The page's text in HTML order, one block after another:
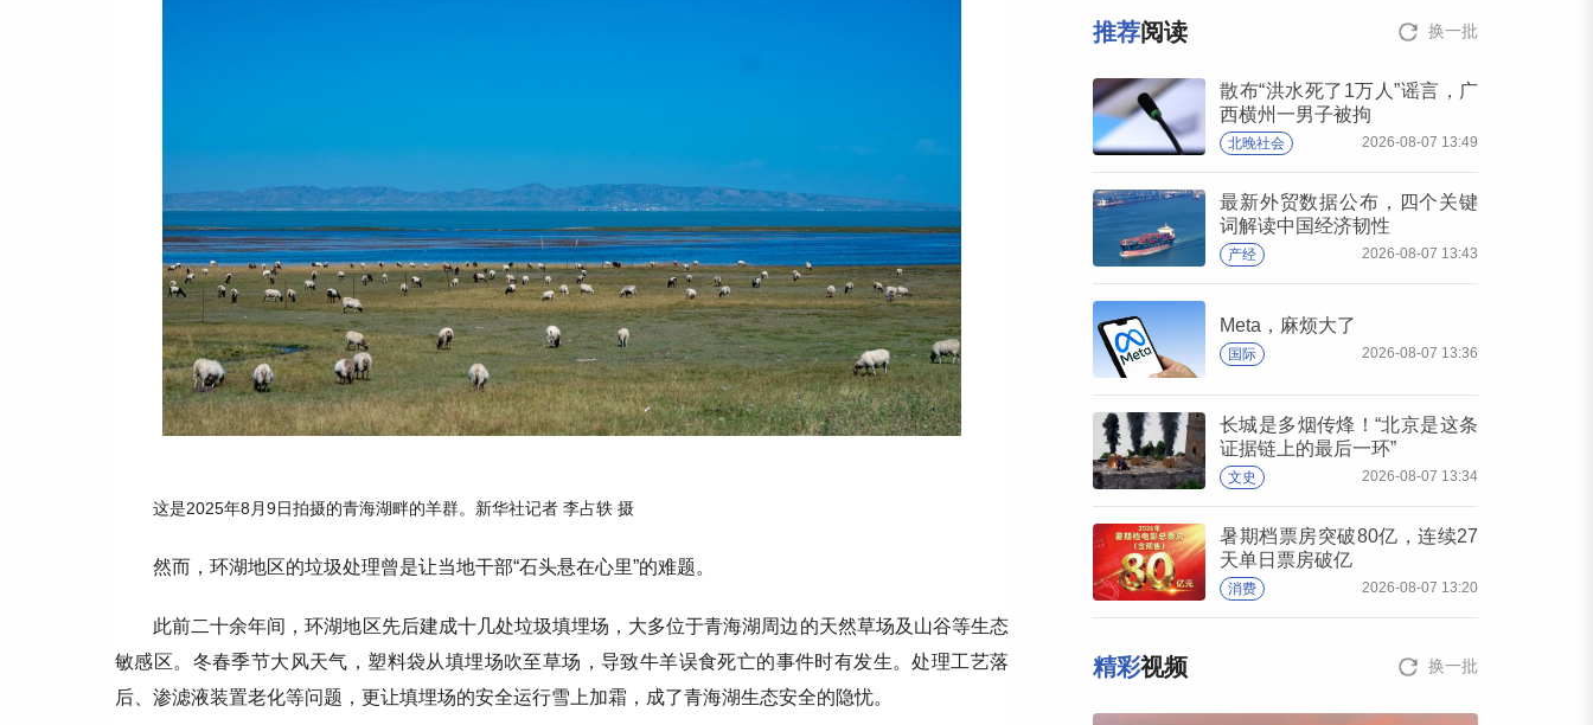
这是2025年8月9日拍摄的青海湖畔的羊群。新华社记者 李占轶 摄
然而，环湖地区的垃圾处理曾是让当地干部“石头悬在心里”的难题。
此前二十余年间，环湖地区先后建成十几处垃圾填埋场，大多位于青海湖周边的天然草场及山谷等生态
敏感区。冬春季节大风天气，塑料袋从填埋场吹至草场，导致牛羊误食死亡的事件时有发生。处理工艺落
后、渗滤液装置老化等问题，更让填埋场的安全运行雪上加霜，成了青海湖生态安全的隐忧。
推荐阅读 换一批
散布“洪水死了1万人”谣言，广
西横州一男子被拘
北晚社会 2026-08-07 13:49
最新外贸数据公布，四个关键
词解读中国经济韧性
产经 2026-08-07 13:43
Meta，麻烦大了
国际 2026-08-07 13:36
长城是多烟传烽！“北京是这条
证据链上的最后一环”
文史 2026-08-07 13:34
暑期档票房突破80亿，连续27
天单日票房破亿
消费 2026-08-07 13:20
精彩视频 换一批